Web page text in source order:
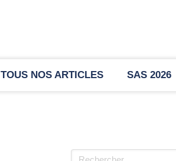
TOUS NOS ARTICLES SAS 2026
Rechercher